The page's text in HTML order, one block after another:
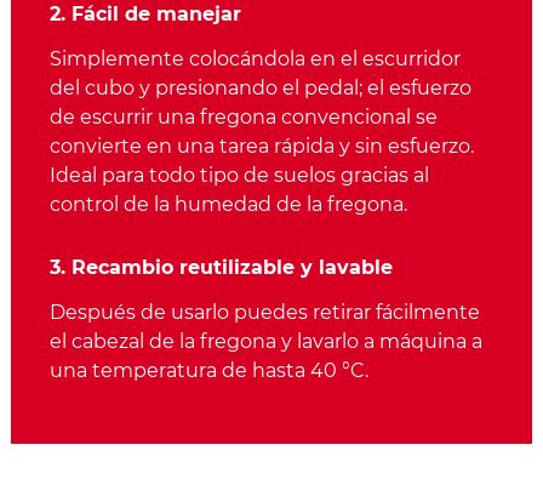
2. Fácil de manejar
Simplemente colocándola en el escurridor
del cubo y presionando el pedal; el esfuerzo
de escurrir una fregona convencional se
convierte en una tarea rápida y sin esfuerzo.
Ideal para todo tipo de suelos gracias al
control de la humedad de la fregona.
3. Recambio reutilizable y lavable
Después de usarlo puedes retirar fácilmente
el cabezal de la fregona y lavarlo a máquina a
una temperatura de hasta 40 °C.